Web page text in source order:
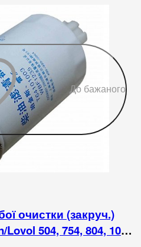
До бажаного
очистки (закруч.)
504, 754, 804, 1054,